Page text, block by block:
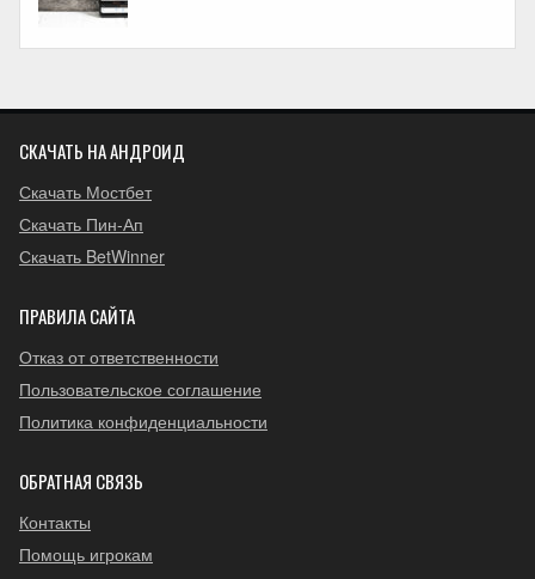
СКАЧАТЬ НА АНДРОИД
Скачать Мостбет
Скачать Пин-Ап
Скачать BetWinner
ПРАВИЛА САЙТА
Отказ от ответственности
Пользовательское соглашение
Политика конфиденциальности
ОБРАТНАЯ СВЯЗЬ
Контакты
Помощь игрокам